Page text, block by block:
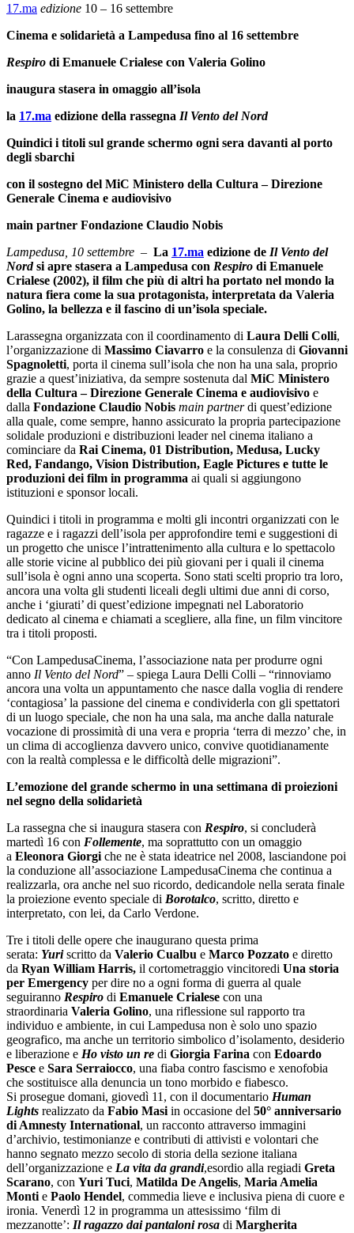
17.ma edizione 10 – 16 settembre
Cinema e solidarietà a Lampedusa fino al 16 settembre
Respiro di Emanuele Crialese con Valeria Golino
inaugura stasera in omaggio all’isola
la 17.ma edizione della rassegna Il Vento del Nord
Quindici i titoli sul grande schermo ogni sera davanti al porto
degli sbarchi
con il sostegno del MiC Ministero della Cultura – Direzione
Generale Cinema e audiovisivo
main partner Fondazione Claudio Nobis
Lampedusa, 10 settembre – La 17.ma edizione de Il Vento del
Nordsi apre stasera a Lampedusa con Respiro di Emanuele
Crialese (2002), il film che più di altri ha portato nel mondo la
natura fiera come la sua protagonista, interpretata da Valeria
Golino, la bellezza e il fascino di un’isola speciale.
Larassegna organizzata con il coordinamento di Laura Delli Colli,
l’organizzazione di Massimo Ciavarro e la consulenza di Giovanni
Spagnoletti, porta il cinema sull’isola che non ha una sala, proprio
grazie a quest’iniziativa, da sempre sostenuta dal MiC Ministero
della Cultura – Direzione Generale Cinema e audiovisivo e
dalla Fondazione Claudio Nobis main partnerdi quest’edizione
alla quale, come sempre, hanno assicurato la propria partecipazione
solidale produzioni e distribuzioni leader nel cinema italiano a
cominciare da Rai Cinema, 01 Distribution, Medusa, Lucky
Red, Fandango, Vision Distribution, Eagle Pictures e tutte le
produzioni dei film in programma ai quali si aggiungono
istituzioni e sponsor locali.
Quindici i titoli in programma e molti gli incontri organizzati con le
ragazze e i ragazzi dell’isola per approfondire temi e suggestioni di
un progetto che unisce l’intrattenimento alla cultura e lo spettacolo
alle storie vicine al pubblico dei più giovani per i quali il cinema
sull’isola è ogni anno una scoperta. Sono stati scelti proprio tra loro,
ancora una volta gli studenti liceali degli ultimi due anni di corso,
anche i ‘giurati’ di quest’edizione impegnati nel Laboratorio
dedicato al cinema e chiamati a scegliere, alla fine, un film vincitore
tra i titoli proposti.
“Con LampedusaCinema, l’associazione nata per produrre ogni
anno Il Vento del Nord” – spiega Laura Delli Colli – “rinnoviamo
ancora una volta un appuntamento che nasce dalla voglia di rendere
‘contagiosa’ la passione del cinema e condividerla con gli spettatori
di un luogo speciale, che non ha una sala, ma anche dalla naturale
vocazione di prossimità di una vera e propria ‘terra di mezzo’ che, in
un clima di accoglienza davvero unico, convive quotidianamente
con la realtà complessa e le difficoltà delle migrazioni”.
L’emozione del grande schermo in una settimana di proiezioni
nel segno della solidarietà
La rassegna che si inaugura stasera con Respiro, si concluderà
martedì 16 con Follemente, ma soprattutto con un omaggio
a Eleonora Giorgi che ne è stata ideatrice nel 2008, lasciandone poi
la conduzione all’associazione LampedusaCinema che continua a
realizzarla, ora anche nel suo ricordo, dedicandole nella serata finale
la proiezione evento speciale di Borotalco, scritto, diretto e
interpretato, con lei, da Carlo Verdone.
Tre i titoli delle opere che inaugurano questa prima
serata: Yuriscritto da Valerio Cualbu e Marco Pozzato e diretto
da Ryan William Harris, il cortometraggio vincitoredi Una storia
per Emergency per dire no a ogni forma di guerra al quale
seguiranno Respiro di Emanuele Crialese con una
straordinaria Valeria Golino, una riflessione sul rapporto tra
individuo e ambiente, in cui Lampedusa non è solo uno spazio
geografico, ma anche un territorio simbolico d’isolamento, desiderio
e liberazione e Ho visto un re di Giorgia Farina con Edoardo
Pesce e Sara Serraiocco, una fiaba contro fascismo e xenofobia
che sostituisce alla denuncia un tono morbido e fiabesco.
Si prosegue domani, giovedì 11, con il documentario Human
Lights realizzato da Fabio Masi in occasione del 50° anniversario
di Amnesty International, un racconto attraverso immagini
d’archivio, testimonianze e contributi di attivisti e volontari che
hanno segnato mezzo secolo di storia della sezione italiana
dell’organizzazione e La vita da grandi,esordio alla regiadi Greta
Scarano, con Yuri Tuci, Matilda De Angelis, Maria Amelia
Monti e Paolo Hendel, commedia lieve e inclusiva piena di cuore e
ironia. Venerdì 12 in programma un attesissimo ‘film di
mezzanotte’: Il ragazzo dai pantaloni rosa di Margherita